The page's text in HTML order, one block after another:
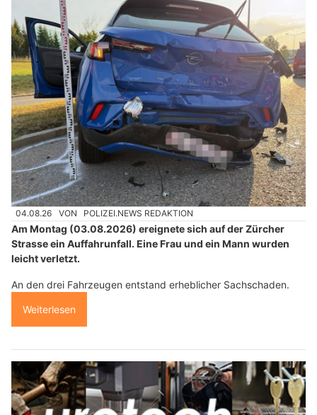
04.08.26 VON POLIZEI.NEWS REDAKTION
Am Montag (03.08.2026) ereignete sich auf der Zürcher
Strasse ein Auffahrunfall. Eine Frau und ein Mann wurden
leicht verletzt.
An den drei Fahrzeugen entstand erheblicher Sachschaden.
Weiterlesen